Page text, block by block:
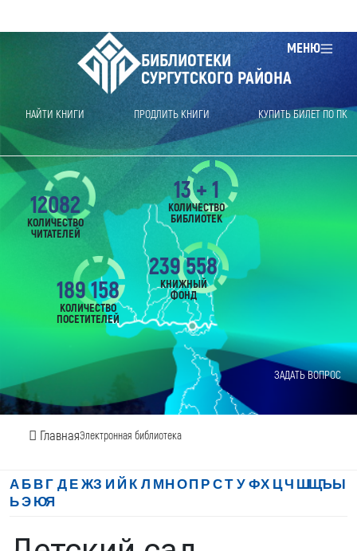
МЕНЮ
БИБЛИОТЕКИ
СУРГУТСКОГО РАЙОНА
НАЙТИ КНИГИ ПРОДЛИТЬ КНИГИ КУПИТЬ БИЛЕТ ПО ПК
ЗАДАТЬ ВОПРОС
ГлавнаяЭлектронная библиотека
12082
КОЛИЧЕСТВО
ЧИТАТЕЛЕЙ
189 158
КОЛИЧЕСТВО
ПОСЕТИТЕЛЕЙ
239 558
КНИЖНЫЙ
ФОНД
13 + 1
КОЛИЧЕСТВО
БИБЛИОТЕК
АБВГ ДЕЖЗ И Й К Л МНОП РСТ УФХ ЦЧ ШЩЪЫ
ЬЭЮЯ